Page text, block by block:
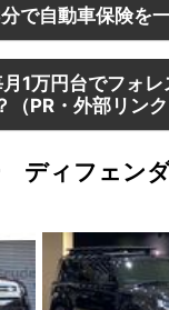
で自動車保険を
月1万円台でフォ
（PR・外部リンク
ディフェン